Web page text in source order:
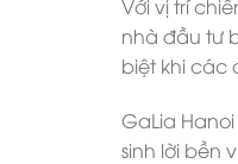
Với vị trí
nhà đầu tư
biệt khi các
GaLia
sinh lời bền